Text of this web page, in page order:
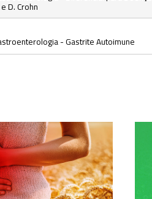
D. Crohn
- Gastrite Autoimune